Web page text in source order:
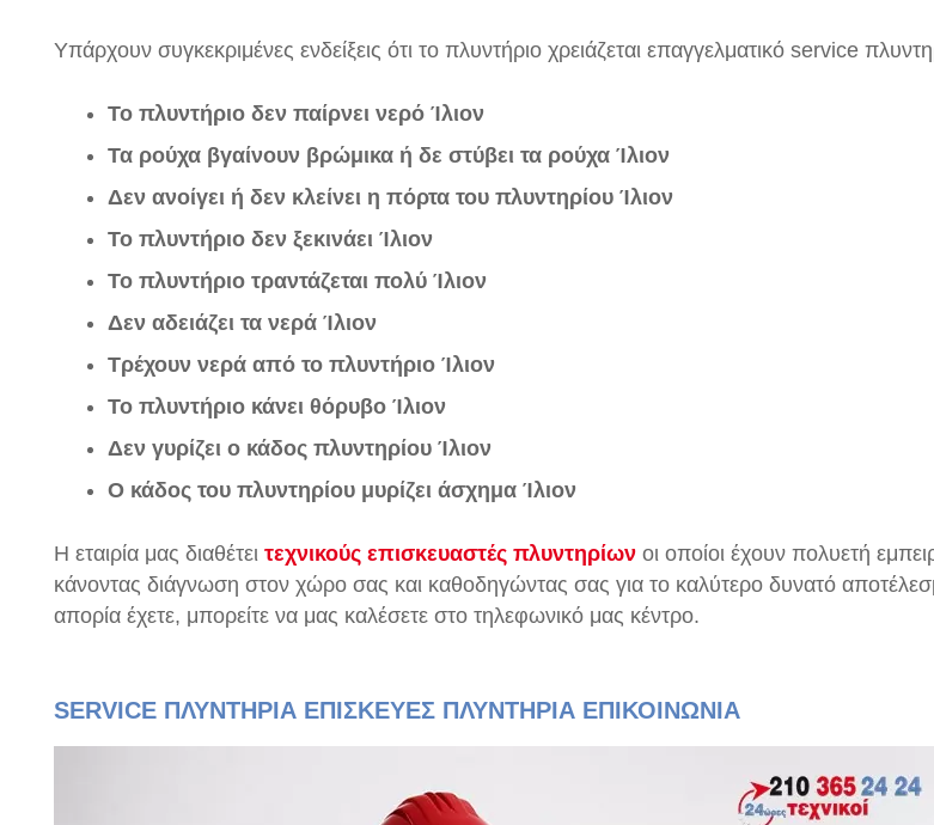
Υπάρχουν συγκεκριμένες ενδείξεις ότι το πλυντήριο χρειάζεται επαγγελματικό service
Το πλυντήριο δεν παίρνει νερό Ίλιον
Τα ρούχα βγαίνουν βρώμικα ή δε στύβει τα ρούχα Ίλιον
Δεν ανοίγει ή δεν κλείνει η πόρτα του πλυντηρίου Ίλιον
Το πλυντήριο δεν ξεκινάει Ίλιον
Το πλυντήριο τραντάζεται πολύ Ίλιον
Δεν αδειάζει τα νερά Ίλιον
Τρέχουν νερά από το πλυντήριο Ίλιον
Το πλυντήριο κάνει θόρυβο Ίλιον
Δεν γυρίζει ο κάδος πλυντηρίου Ίλιον
Ο κάδος του πλυντηρίου μυρίζει άσχημα Ίλιον
Η εταιρία μας διαθέτει τεχνικούς επισκευαστές πλυντηρίων οι οποίοι έχουν πολυετή
κάνοντας διάγνωση στον χώρο σας και καθοδηγώντας σας για το καλύτερο δυνατό
απορία έχετε, μπορείτε να μας καλέσετε στο τηλεφωνικό μας κέντρο.
SERVICE ΠΛΥΝΤΗΡΙΑ ΕΠΙΣΚΕΥΕΣ ΠΛΥΝΤΗΡΙΑ ΕΠΙΚΟΙΝΩΝΙΑ